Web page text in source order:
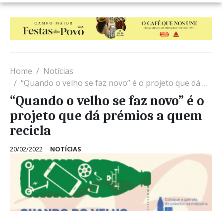
Home
Notícias
“Quando o velho se faz novo” é o projeto que dá prémios a quem recicla
“Quando o velho se faz novo” é o
projeto que dá prémios a quem
recicla
20/02/2022 NOTÍCIAS